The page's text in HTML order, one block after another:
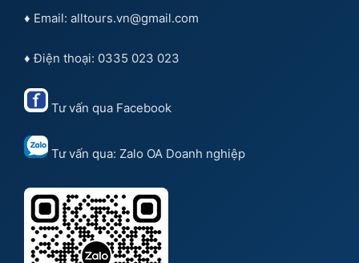
♦ Email: alltours.vn@gmail.com
♦ Điện thoại: 0335 023 023
Tư vấn qua Facebook
Tư vấn qua: Zalo OA Doanh nghiệp